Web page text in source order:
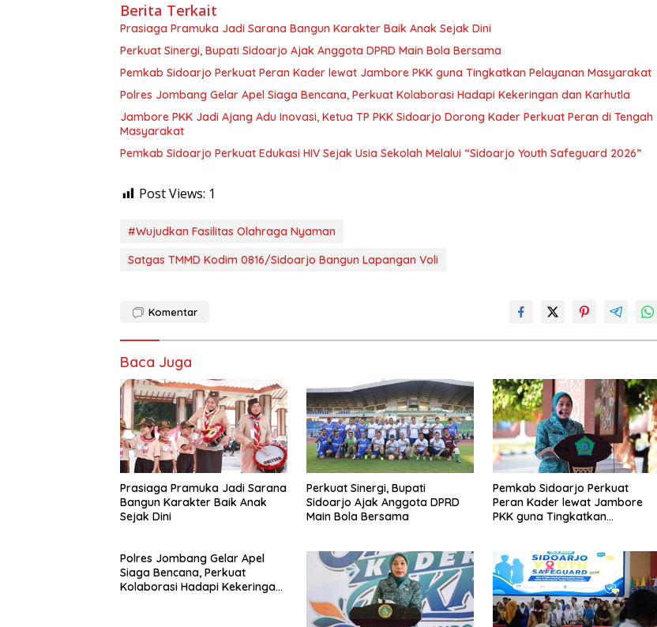
Berita Terkait
Prasiaga Pramuka Jadi Sarana Bangun Karakter Baik Anak Sejak Dini
Perkuat Sinergi, Bupati Sidoarjo Ajak Anggota DPRD Main Bola Bersama
Pemkab Sidoarjo Perkuat Peran Kader lewat Jambore PKK guna Tingkatkan Pelayanan Masyarakat
Polres Jombang Gelar Apel Siaga Bencana, Perkuat Kolaborasi Hadapi Kekeringan dan Karhutla
Jambore PKK Jadi Ajang Adu Inovasi, Ketua TP PKK Sidoarjo Dorong Kader Perkuat Peran di Tengah
Masyarakat
Pemkab Sidoarjo Perkuat Edukasi HIV Sejak Usia Sekolah Melalui “Sidoarjo Youth Safeguard 2026”
Post Views: 1
#Wujudkan Fasilitas Olahraga Nyaman
Satgas TMMD Kodim 0816/Sidoarjo Bangun Lapangan Voli
Komentar
Baca Juga
Prasiaga Pramuka Jadi Sarana
Bangun Karakter Baik Anak
Sejak Dini
Perkuat Sinergi, Bupati
Sidoarjo Ajak Anggota DPRD
Main Bola Bersama
Pemkab Sidoarjo Perkuat
Peran Kader lewat Jambore
PKK guna Tingkatkan
Polres Jombang Gelar Apel
Siaga Bencana, Perkuat
Kolaborasi Hadapi Kekeringan